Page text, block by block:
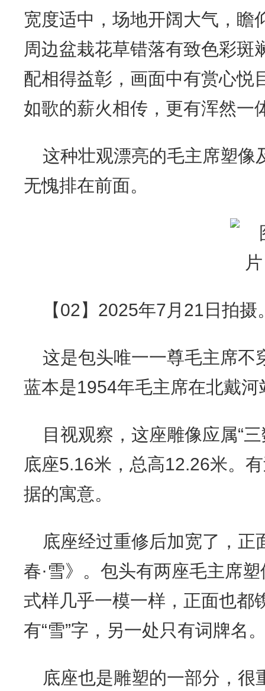
宽度适中，场地开阔大气，瞻
周边盆栽花草错落有致色彩斑
配相得益彰，画面中有赏心悦
如歌的薪火相传，更有浑然一
这种壮观漂亮的毛主席塑像
无愧排在前面。
【02】2025年7月21日拍摄
这是包头唯一一尊毛主席不
蓝本是1954年毛主席在北戴
目视观察，这座雕像应属“
底座5.16米，总高12.26米。
据的寓意。
底座经过重修后加宽了，正
春·雪》。包头有两座毛主席
式样几乎一模一样，正面也都
有“雪”字，另一处只有词牌名
底座也是雕塑的一部分，很